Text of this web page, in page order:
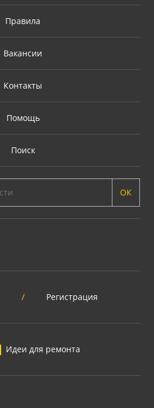
Правила
Вакансии
Контакты
Помощь
Поиск
ОК
/ Регистрация
Идеи для ремонта